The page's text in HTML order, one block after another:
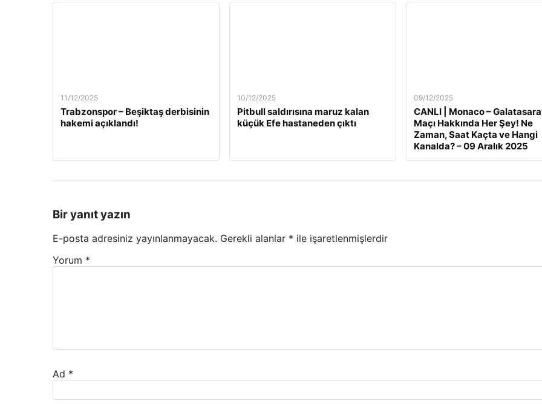
11/12/2025
Trabzonspor – Beşiktaş derbisinin
hakemi açıklandı!
10/12/2025
Pitbull saldırısına maruz kalan
küçük Efe hastaneden çıktı
09/12/2025
CANLI | Monaco –
Maçı Hakkında Her Şey! Ne
Zaman, Saat Kaçta ve Hangi
Kanalda? – 09 Aralık 2025
Bir yanıt yazın
E-posta adresiniz yayınlanmayacak. Gerekli alanlar * ile işaretlenmişlerdir
Yorum *
Ad *